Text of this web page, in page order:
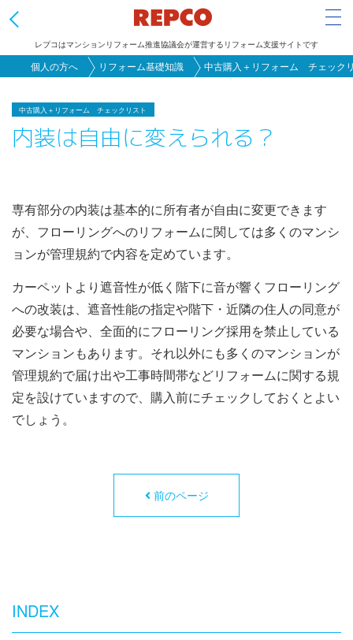
に
レプコはマンションリフォーム推進協議会が運営するリフォーム支援サイトです
個人の方へ リフォーム基礎知識 中古購入＋リフォーム チェック
中古購入＋リフォーム チェックリスト
内装は自由に変えられる？
専有部分の内装は基本的に所有者が自由に変更できます
が、フローリングへのリフォームに関しては多くのマンシ
ョンが管理規約で内容を定めています。
カーペットより遮音性が低く階下に音が響くフローリング
への改装は、遮音性能の指定や階下・近隣の住人の同意が
必要な場合や、全面的にフローリング採用を禁止している
マンションもあります。それ以外にも多くのマンションが
管理規約で届け出や工事時間帯などリフォームに関する規
定を設けていますので、購入前にチェックしておくとよい
でしょう。
前のページ
INDEX